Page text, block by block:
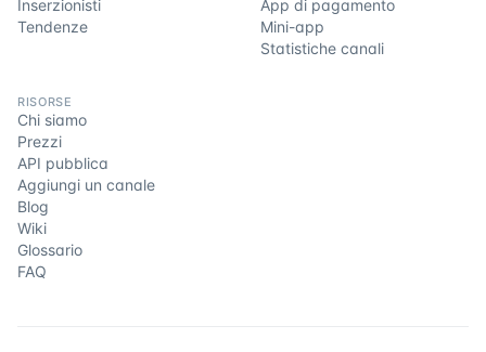
Inserzionisti
Tendenze
App di pagamento
Mini-app
Statistiche canali
RISORSE
Chi siamo
Prezzi
API pubblica
Aggiungi un canale
Blog
Wiki
Glossario
FAQ